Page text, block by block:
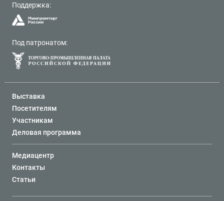
Поддержка:
Под патронатом:
Выставка
Посетителям
Участникам
Деловая программа
Медиацентр
Контакты
Статьи